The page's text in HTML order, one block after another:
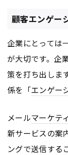
顧客エンゲー
企業にとっては
が大切です。企
策を打ち出しま
係を「エンゲー
メールマーケテ
新サービスの案
ングで送信する